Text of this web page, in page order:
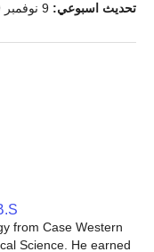
تحديث اسبوعي:
from Case Western
Science. He earned